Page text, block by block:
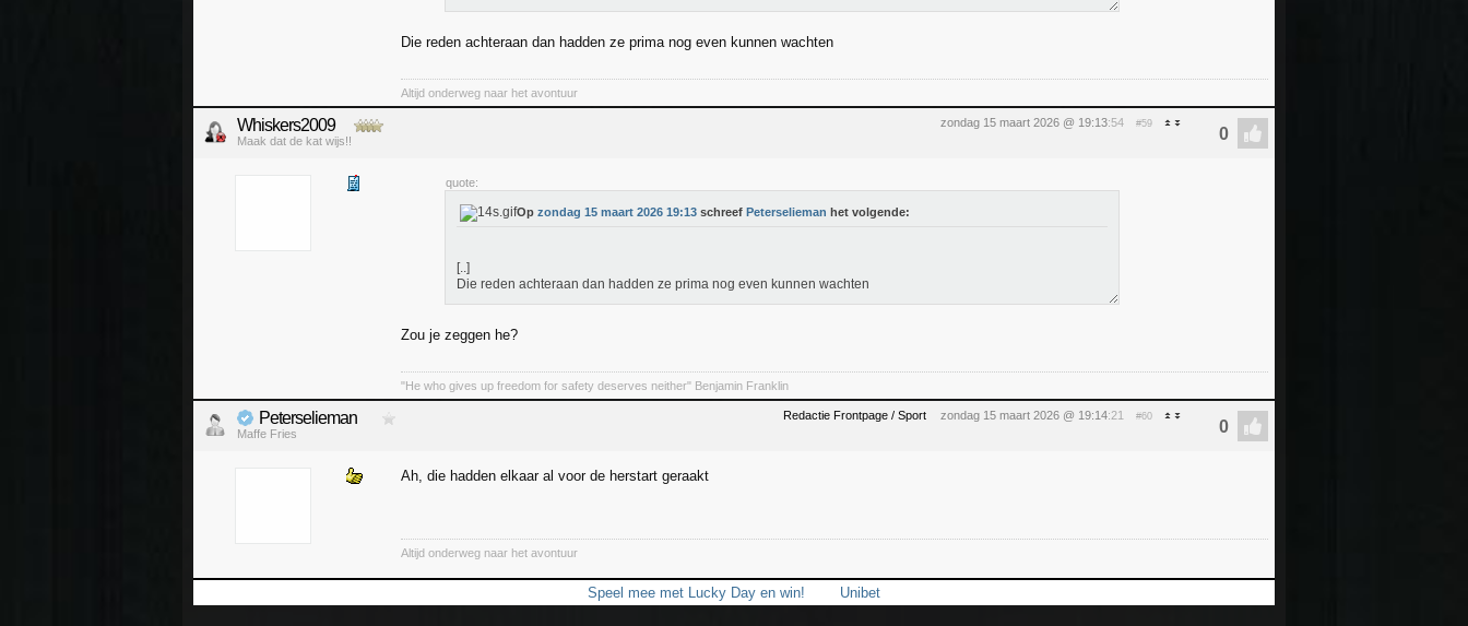
Die reden achteraan dan hadden ze prima nog even kunnen wachten
Altijd onderweg naar het avontuur
zondag 15 maart 2026 @ 19:13:54 #59
Whiskers2009
Maak dat de kat wijs!!
quote:
Op zondag 15 maart 2026 19:13 schreef Peterselieman het volgende:
[..]
Die reden achteraan dan hadden ze prima nog even kunnen wachten
Zou je zeggen he?
"He who gives up freedom for safety deserves neither" Benjamin Franklin
Redactie Frontpage / Sport zondag 15 maart 2026 @ 19:14:21 #60
Peterselieman
Maffe Fries
Ah, die hadden elkaar al voor de herstart geraakt
Altijd onderweg naar het avontuur
Speel mee met Lucky Day en win! Unibet